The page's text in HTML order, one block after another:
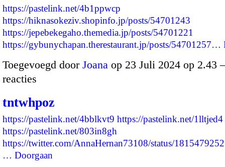
https://pastelink.net/4b1ppwcp
https://hiknasokeziv.shopinfo.jp/posts/54701243
https://jepebekegaho.themedia.jp/posts/54701221
https://gybunychapan.therestaurant.jp/posts/54701257…
Toegevoegd door Joana op 23 Juli 2024 op 2.43
reacties
tntwhpoz
https://pastelink.net/4bblkvt9 https://pastelink.net/1lltjed4
https://pastelink.net/803in8gh
https://twitter.com/AnnaHernan73108/status/
… Doorgaan